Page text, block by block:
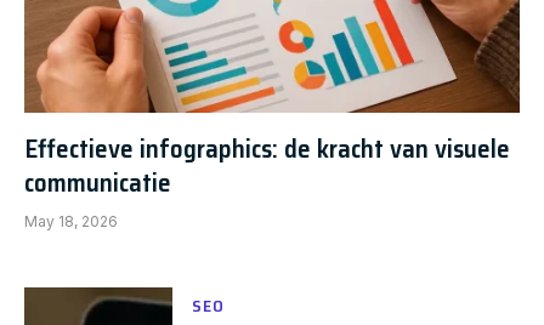
Effectieve infographics: de kracht van visuele
communicatie
May 18, 2026
SEO